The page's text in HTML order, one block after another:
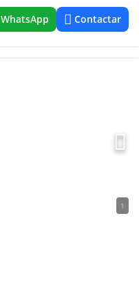
WhatsApp Contactar
1